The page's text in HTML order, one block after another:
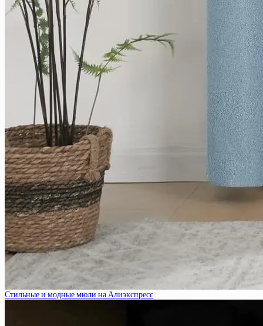
Стильные и модные мюли на Алиэкспресс